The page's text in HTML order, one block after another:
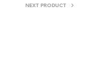
NEXT PRODUCT